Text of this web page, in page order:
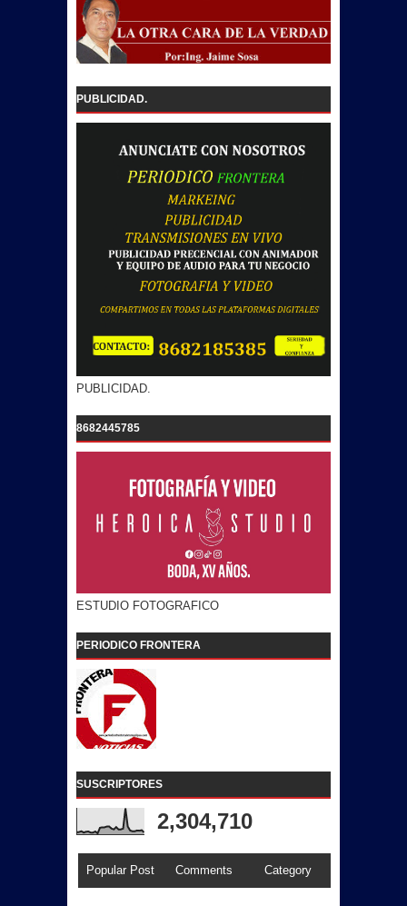
PUBLICIDAD.
PUBLICIDAD.
8682445785
ESTUDIO FOTOGRAFICO
PERIODICO FRONTERA
SUSCRIPTORES
2,304,710
Popular Post Comments Category